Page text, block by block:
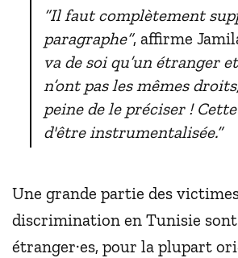
“Il faut complètement
paragraphe”, affirme
va de soi qu’un étranger
n’ont pas les mêmes
peine de le préciser !
d'être instrumentalisée.”
Une grande partie des
discrimination en Tunisie
étranger·es, pour la plupart